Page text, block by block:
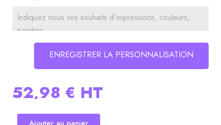
ENREGISTRER LA PERSONNALISATION
52,98 € HT